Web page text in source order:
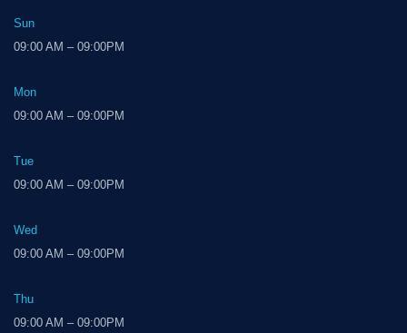
Sun
09:00 AM – 09:00PM
Mon
09:00 AM – 09:00PM
Tue
09:00 AM – 09:00PM
Wed
09:00 AM – 09:00PM
Thu
09:00 AM – 09:00PM